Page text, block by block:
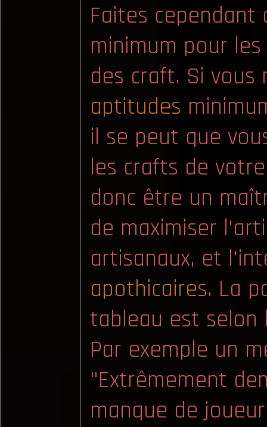
Faites
minimum pour
des craft. Si vous
aptitudes
il se peut que
les crafts de
donc être un
de maximiser
artisanaux, et
apothicaires. La
tableau est
Par exemple un
"Extrêmement
manque de